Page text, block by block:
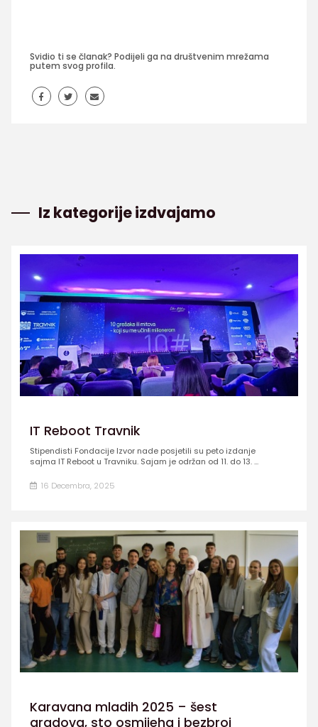
Svidio ti se članak? Podijeli ga na društvenim mrežama
putem svog profila.
Iz kategorije izdvajamo
IT Reboot Travnik
Stipendisti Fondacije Izvor nade posjetili su peto izdanje
sajma IT Reboot u Travniku. Sajam je održan od 11. do 13. ...
16 Decembra, 2025
Karavana mladih 2025 – šest
gradova, sto osmijeha i bezbroj